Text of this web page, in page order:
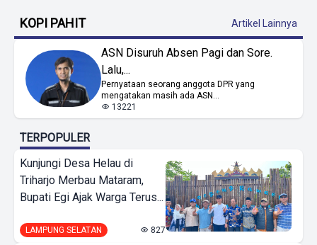
KOPI PAHIT Artikel Lainnya
ASN Disuruh Absen Pagi dan Sore.
Lalu,...
Pernyataan seorang anggota DPR yang
mengatakan masih ada ASN...
13221
TERPOPULER
Kunjungi Desa Helau di
Triharjo Merbau Mataram,
Bupati Egi Ajak Warga Terus...
LAMPUNG SELATAN 827